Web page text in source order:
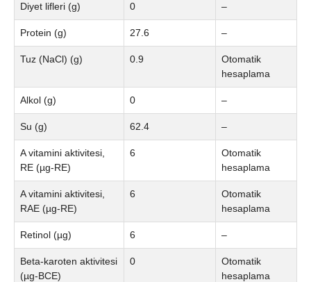
Diyet lifleri (g) 0 –
Protein (g) 27.6 –
Tuz (NaCl) (g) 0.9
Otomatik
hesaplama
Alkol (g) 0 –
Su (g) 62.4 –
A vitamini aktivitesi,
RE (µg-RE)
6
Otomatik
hesaplama
A vitamini aktivitesi,
RAE (µg-RE)
6
Otomatik
hesaplama
Retinol (µg) 6 –
Beta-karoten aktivitesi
(µg-BCE)
0
Otomatik
hesaplama